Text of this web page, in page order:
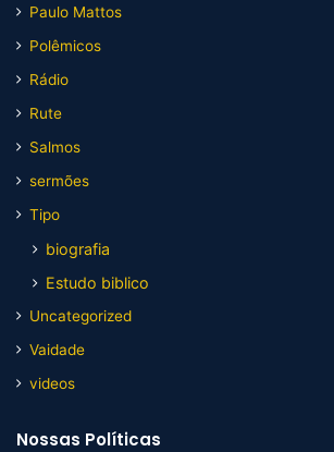
Paulo Mattos
Polêmicos
Rádio
Rute
Salmos
sermões
Tipo
biografia
Estudo biblico
Uncategorized
Vaidade
videos
Nossas Políticas